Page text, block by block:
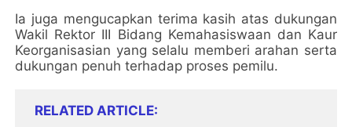
Ia juga mengucapkan terima kasih atas dukungan
Wakil Rektor III Bidang Kemahasiswaan dan Kaur
Keorganisasian yang selalu memberi arahan serta
dukungan penuh terhadap proses pemilu.
RELATED ARTICLE